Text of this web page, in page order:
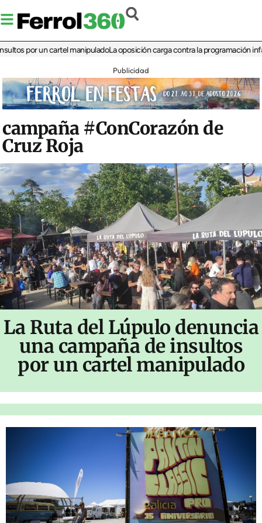
por un cartel manipuladoLa oposición carga contra la programación infantil
Publicidad
campaña #ConCorazón de
Cruz Roja
La Ruta del Lúpulo denuncia
una campaña de insultos
por un cartel manipulado